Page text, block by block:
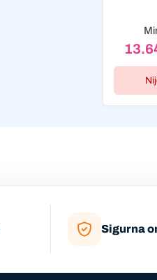
Sigurna